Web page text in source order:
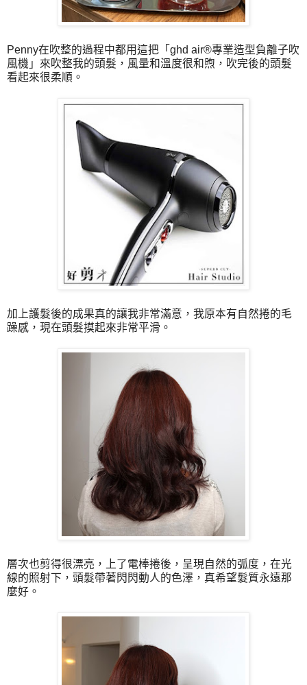
Penny在吹整的過程中都用這把 「 ghd air®專業造型負離子吹
風機」來吹整我的頭髮，風量和溫度很和煦，吹完後的頭髮
看起來很柔順。
加上護髮後的成果真的讓我非常滿意，我原本有自然捲的毛
躁感，現在頭髮摸起來非常平滑。
層次也剪得很漂亮，上了電棒捲後，呈現自然的弧度，在光
線的照射下，頭髮帶著閃閃動人的色澤，真希望髮質永遠那
麼好。